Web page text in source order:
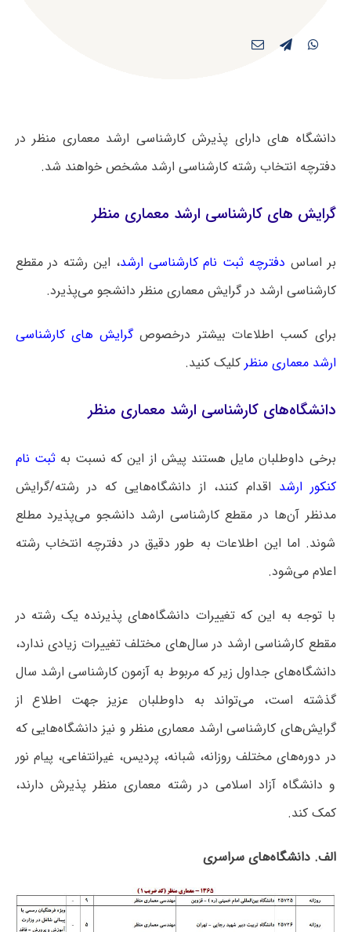
دانشگاه های دارای پذیرش کارشناسی ارشد معماری منظر در
دفترچه انتخاب رشته کارشناسی ارشد مشخص خواهند شد.
گرایش های کارشناسی ارشد معماری منظر
بر اساس دفترچه ثبت نام کارشناسی ارشد، این رشته در مقطع
کارشناسی ارشد در گرایش‌ معماری منظر دانشجو می‌پذیرد.
برای کسب اطلاعات بیشتر درخصوصگرایش های کارشناسی
ارشد معماری منظر کلیک کنید.
دانشگاه‌های کارشناسی ارشد معماری منظر
برخی داوطلبان مایل هستند پیش از این که نسبت به ثبت نام
کنکور ارشد اقدام کنند، از دانشگاه‌هایی که در رشته/گرایش
مدنظر آن‌ها در مقطع کارشناسی ارشد دانشجو می‌پذیرد مطلع
شوند. اما این اطلاعات به طور دقیق در دفترچه انتخاب رشته
اعلام می‌شود.
با توجه به این که تغییرات دانشگاه‌های پذیرنده یک رشته در
مقطع کارشناسی ارشد در سال‌های مختلف تغییرات زیادی ندارد،
دانشگاه‌های جداول زیر که مربوط به آزمون کارشناسی ارشد سال
گذشته است، می‌تواند به داوطلبان عزیز جهت اطلاع از
گرایش‌های کارشناسی ارشد معماری منظر و نیز دانشگاه‌هایی که
در دوره‌های مختلف روزانه، شبانه، پردیس، غیرانتفاعی، پیام نور
و دانشگاه آزاد اﺳﻼمی در رشته معماری منظر پذیرش دارند،
کمک کند.
الف. دانشگاه‌های سراسری